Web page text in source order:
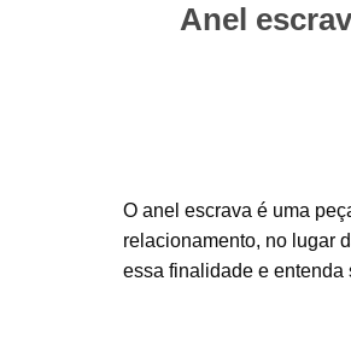
Anel
O anel escrava é uma
relacionamento, no lugar
essa finalidade e entenda